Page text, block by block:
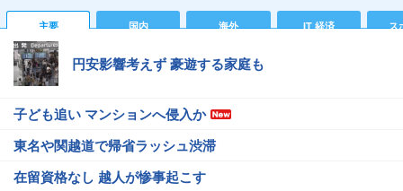
主要 国内 海外 IT 経済 ス
円安影響考えず 豪遊する家庭も
子ども追い マンションへ侵入か
東名や関越道で帰省ラッシュ渋滞
在留資格なし 越人が惨事起こす